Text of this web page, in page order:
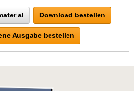
Download bestellen
Ausgabe bestellen